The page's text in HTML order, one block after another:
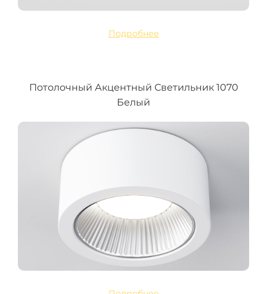
Подробнее
Потолочный Акцентный Светильник 1070
Белый